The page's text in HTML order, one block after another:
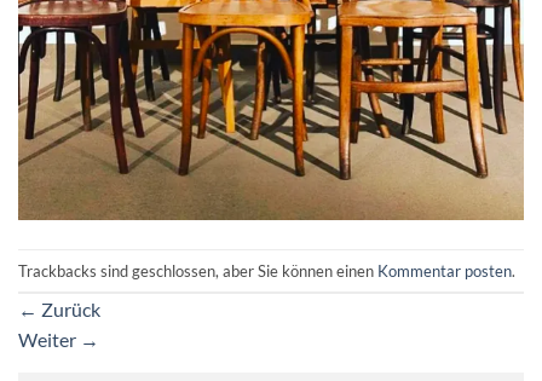
Trackbacks sind geschlossen, aber Sie können einen Kommentar posten.
← Zurück
Weiter →